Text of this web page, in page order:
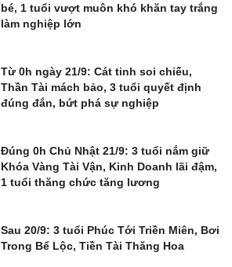
bé, 1 tuổi vượt muôn khó khăn tay trắng
làm nghiệp lớn
Từ 0h ngày 21/9: Cát tinh soi chiếu,
Thần Tài mách bảo, 3 tuổi quyết định
đúng đắn, bứt phá sự nghiệp
Đúng 0h Chủ Nhật 21/9: 3 tuổi nắm giữ
Khóa Vàng Tài Vận, Kinh Doanh lãi đậm,
1 tuổi thăng chức tăng lương
Sau 20/9: 3 tuổi Phúc Tới Triền Miên, Bơi
Trong Bể Lộc, Tiền Tài Thăng Hoa